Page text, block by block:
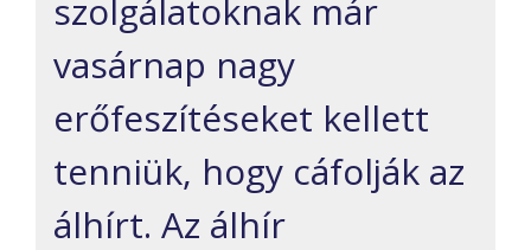
szolgálatoknak már
vasárnap nagy
erőfeszítéseket kellett
tenniük, hogy cáfolják az
álhírt. Az álhír